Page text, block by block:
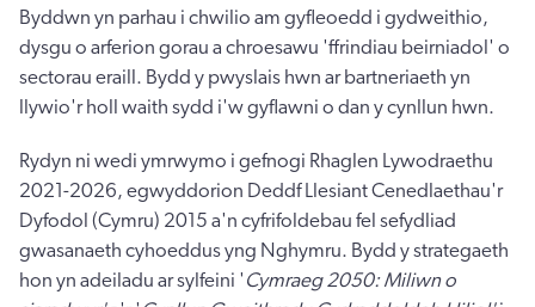
Byddwn yn parhau i chwilio am gyfleoedd i gydweithio,
dysgu o arferion gorau a chroesawu 'ffrindiau beirniadol' o
sectorau eraill. Bydd y pwyslais hwn ar bartneriaeth yn
llywio'r holl waith sydd i'w gyflawni o dan y cynllun hwn.
Rydyn ni wedi ymrwymo i gefnogi Rhaglen Lywodraethu
2021-2026, egwyddorion Deddf Llesiant Cenedlaethau'r
Dyfodol (Cymru) 2015 a'n cyfrifoldebau fel sefydliad
gwasanaeth cyhoeddus yng Nghymru. Bydd y strategaeth
hon yn adeiladu ar sylfeini ' Cymraeg 2050: Miliwn o